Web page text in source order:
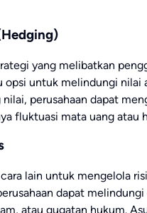
yang melibatkan
opsi untuk melindungi nilai
perusahaan dapat
fluktuasi mata uang atau
lain untuk mengelola
dapat
atau gugatan hukum.